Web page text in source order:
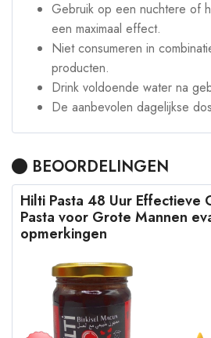
Gebruik op een nuchtere of
een maximaal effect.
Niet consumeren in
producten.
Drink voldoende water na
De aanbevolen dagelijkse
BEOORDELINGEN
Hilti Pasta 48 Uur Effectieve
Pasta voor Grote Mannen
opmerkingen